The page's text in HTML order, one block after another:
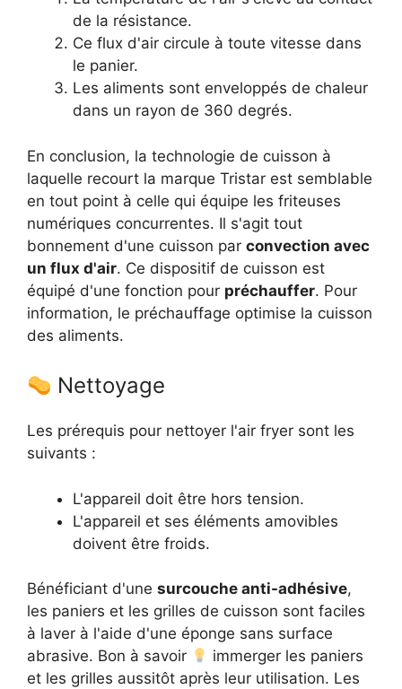
de la résistance.
Ce flux d'air circule à toute vitesse dans
le panier.
Les aliments sont enveloppés de chaleur
dans un rayon de 360 degrés.
En conclusion, la technologie de cuisson à
laquelle recourt la marque Tristar est semblable
en tout point à celle qui équipe les friteuses
numériques concurrentes. Il s'agit tout
bonnement d'une cuisson par convection avec
un flux d'air. Ce dispositif de cuisson est
équipé d'une fonction pour préchauffer. Pour
information, le préchauffage optimise la cuisson
des aliments.
Nettoyage
Les prérequis pour nettoyer l'air fryer sont les
suivants :
L'appareil doit être hors tension.
L'appareil et ses éléments amovibles
doivent être froids.
Bénéficiant d'une surcouche anti-adhésive,
les paniers et les grilles de cuisson sont faciles
à laver à l'aide d'une éponge sans surface
abrasive. Bon à savoir
immerger les paniers
et les grilles aussitôt après leur utilisation. Les